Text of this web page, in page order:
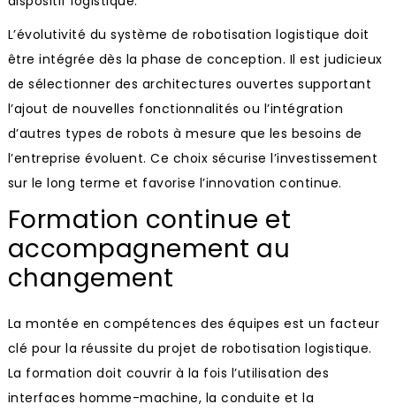
L’évolutivité du système de robotisation logistique doit
être intégrée dès la phase de conception. Il est judicieux
de sélectionner des architectures ouvertes supportant
l’ajout de nouvelles fonctionnalités ou l’intégration
d’autres types de robots à mesure que les besoins de
l’entreprise évoluent. Ce choix sécurise l’investissement
sur le long terme et favorise l’innovation continue.
Formation continue et
accompagnement au
changement
La montée en compétences des équipes est un facteur
clé pour la réussite du projet de robotisation logistique.
La formation doit couvrir à la fois l’utilisation des
interfaces homme-machine, la conduite et la